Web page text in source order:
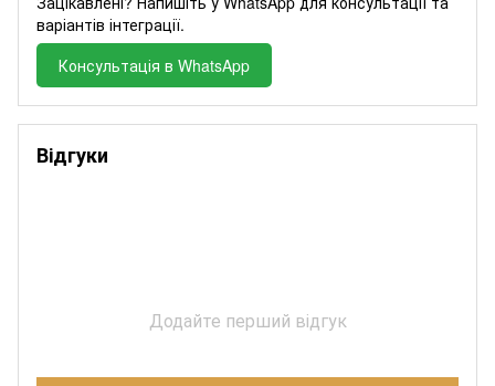
варіантів інтеграції.
Консультація в WhatsApp
Відгуки
Додайте перший відгук